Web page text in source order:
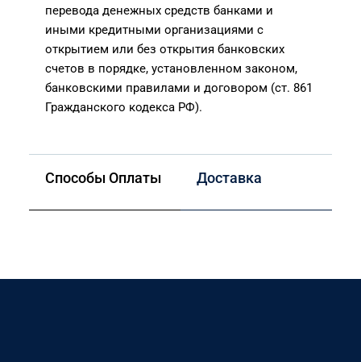
перевода денежных средств банками и
иными кредитными организациями с
открытием или без открытия банковских
счетов в порядке, установленном законом,
банковскими правилами и договором (ст. 861
Гражданского кодекса РФ).
Способы Оплаты Доставка